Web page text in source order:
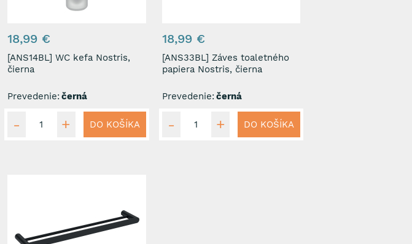
18,99 €
[ANS14BL] WC kefa Nostris,
čierna
Prevedenie: černá
DO KOŠÍKA
18,99 €
[ANS33BL] Záves toaletného
papiera Nostris, čierna
Prevedenie: černá
DO KOŠÍKA